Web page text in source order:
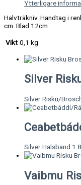
Ytterligare
Halvträkniv. Handtag i
cm. Blad 12cm.
Vikt 0,1 kg
Silver
Silver Risku/
Silver Halsband
Vaibmu